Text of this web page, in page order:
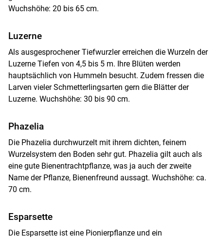
Wuchshöhe: 20 bis 65 cm.
Luzerne
Als ausgesprochener Tiefwurzler erreichen die Wurzeln der
Luzerne Tiefen von 4,5 bis 5 m. Ihre Blüten werden
hauptsächlich von Hummeln besucht. Zudem fressen die
Larven vieler Schmetterlingsarten gern die Blätter der
Luzerne. Wuchshöhe: 30 bis 90 cm.
Phazelia
Die Phazelia durchwurzelt mit ihrem dichten, feinem
Wurzelsystem den Boden sehr gut. Phazelia gilt auch als
eine gute Bienentrachtpflanze, was ja auch der zweite
Name der Pflanze, Bienenfreund aussagt. Wuchshöhe: ca.
70 cm.
Esparsette
Die Esparsette ist eine Pionierpflanze und ein